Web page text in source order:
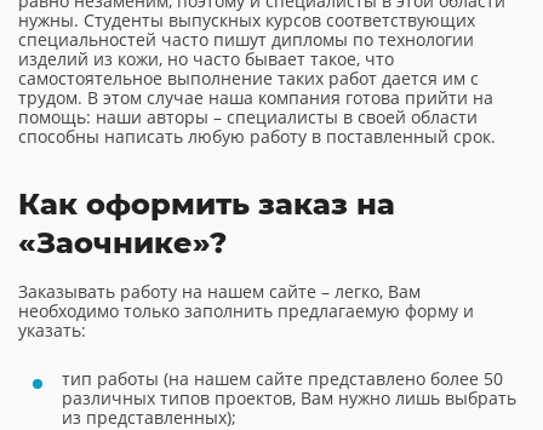
нужны. Студенты выпускных курсов соответствующих
специальностей часто пишут дипломы по технологии
изделий из кожи, но часто бывает такое, что
самостоятельное выполнение таких работ дается им с
трудом. В этом случае наша компания готова прийти на
помощь: наши авторы – специалисты в своей области
способны написать любую работу в поставленный срок.
Как оформить заказ на
«Заочнике»?
Заказывать работу на нашем сайте – легко, Вам
необходимо только заполнить предлагаемую форму и
указать:
тип работы (на нашем сайте представлено более 50
различных типов проектов, Вам нужно лишь выбрать
из представленных);